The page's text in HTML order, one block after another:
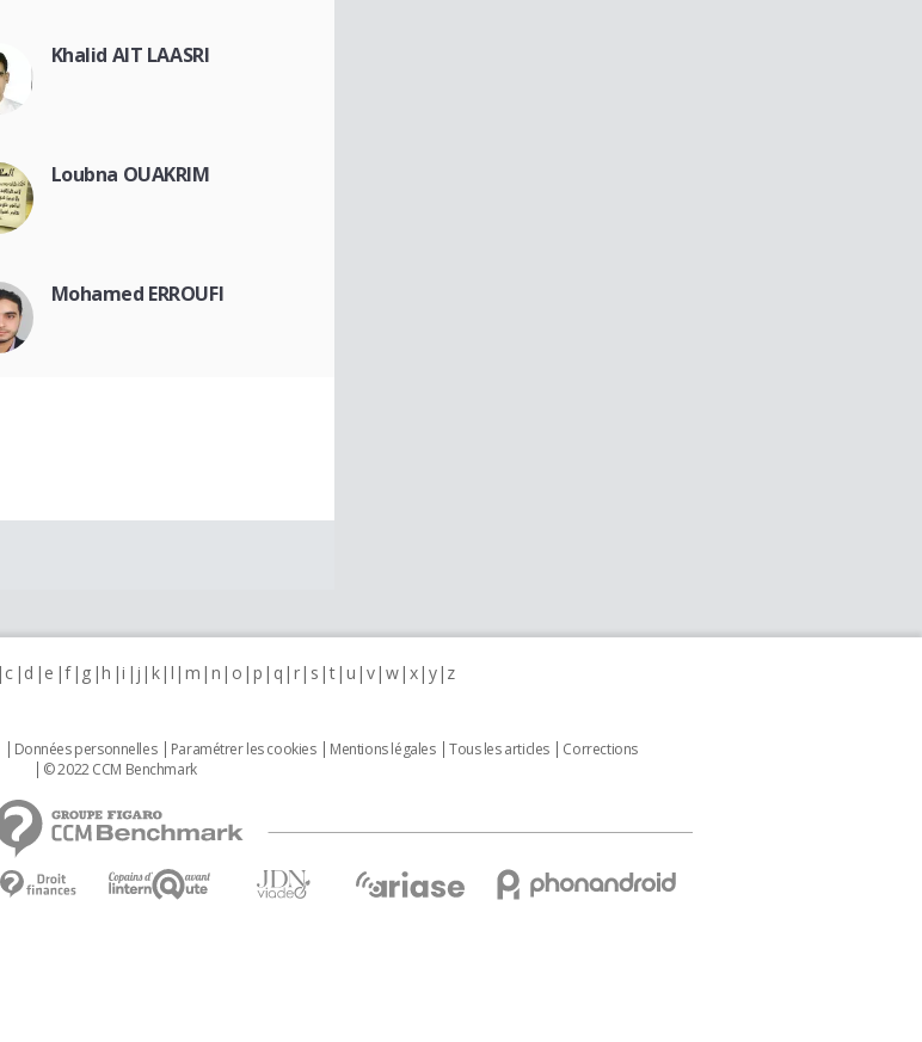
Khalid AIT LAASRI
Loubna OUAKRIM
Mohamed ERROUFI
c d e f g h i j k l m n o p q r s t u v w x y z
Données personnelles Paramétrer les cookies Mentions légales Tous les articles
Corrections
© 2022 CCM Benchmark